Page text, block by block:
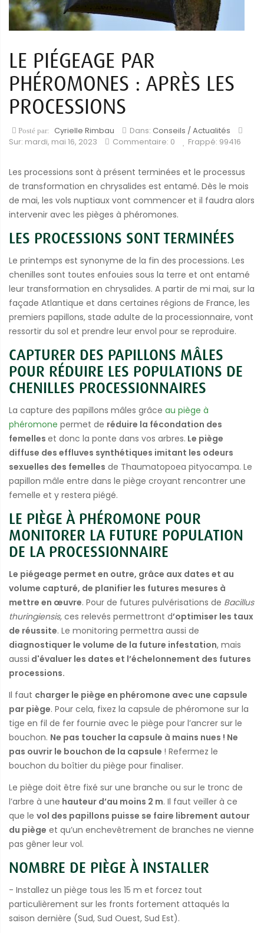
LE PIÉGEAGE PAR
PHÉROMONES : APRÈS LES
PROCESSIONS
Posté par: Cyrielle Rimbau Dans: Conseils / Actualités
Sur: mardi, mai 16, 2023 Commentaire: 0 Frappé: 99416
Les processions sont à présent terminées et le processus
de transformation en chrysalides est entamé. Dès le mois
de mai, les vols nuptiaux vont commencer et il faudra alors
intervenir avec les pièges à phéromones.
LES PROCESSIONS SONT TERMINÉES
Le printemps est synonyme de la fin des processions. Les
chenilles sont toutes enfouies sous la terre et ont entamé
leur transformation en chrysalides. A partir de mi mai, sur la
façade Atlantique et dans certaines régions de France, les
premiers papillons, stade adulte de la processionnaire, vont
ressortir du sol et prendre leur envol pour se reproduire.
CAPTURER DES PAPILLONS MÂLES
POUR RÉDUIRE LES POPULATIONS DE
CHENILLES PROCESSIONNAIRES
La capture des papillons mâles grâce au piège à
phéromone permet de réduire la fécondation des
femelles et donc la ponte dans vos arbres. Le piège
diffuse des effluves synthétiques imitant les odeurs
sexuelles des femelles de Thaumatopoea pityocampa. Le
papillon mâle entre dans le piège croyant rencontrer une
femelle et y restera piégé.
LE PIÈGE À PHÉROMONE POUR
MONITORER LA FUTURE POPULATION
DE LA PROCESSIONNAIRE
Le piégeage permet en outre, grâce aux dates et au
volume capturé, de planifier les futures mesures à
mettre en œuvre. Pour de futures pulvérisations de Bacillus
thuringiensis, ces relevés permettront d’optimiser les taux
de réussite. Le monitoring permettra aussi de
diagnostiquer le volume de la future infestation, mais
aussi d'évaluer les dates et l’échelonnement des futures
processions.
Il faut charger le piège en phéromone avec une capsule
par piège. Pour cela, fixez la capsule de phéromone sur la
tige en fil de fer fournie avec le piège pour l’ancrer sur le
bouchon. Ne pas toucher la capsule à mains nues ! Ne
pas ouvrir le bouchon de la capsule ! Refermez le
bouchon du boîtier du piège pour finaliser.
Le piège doit être fixé sur une branche ou sur le tronc de
l’arbre à une hauteur d’au moins 2 m. Il faut veiller à ce
que le vol des papillons puisse se faire librement autour
du piège et qu’un enchevêtrement de branches ne vienne
pas gêner leur vol.
NOMBRE DE PIÈGE À INSTALLER
- Installez un piège tous les 15 m et forcez tout
particulièrement sur les fronts fortement attaqués la
saison dernière (Sud, Sud Ouest, Sud Est).